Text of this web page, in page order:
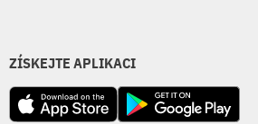
ZÍSKEJTE APLIKACI